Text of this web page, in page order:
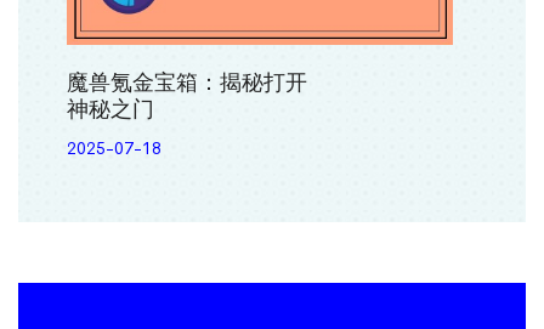
魔兽氪金宝箱：揭秘打开
神秘之门
2025-07-18